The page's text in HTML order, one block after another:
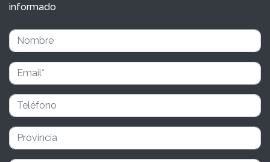
informado